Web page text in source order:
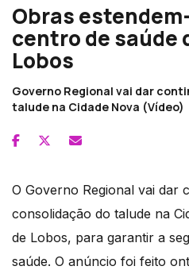
Obras
centro de saúde
Lobos
Governo Regional vai dar
talude na Cidade Nova (Vídeo)
O Governo Regional vai dar
consolidação do talude na
de Lobos, para garantir a
saúde. O anúncio foi feito